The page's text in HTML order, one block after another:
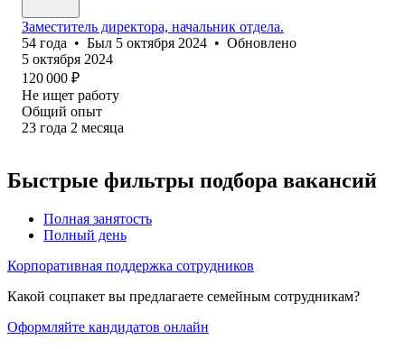
Заместитель директора, начальник отдела.
54 года • Был 5 октября 2024 • Обновлено
5 октября 2024
120 000 ₽
Не ищет работу
Общий опыт
23 года 2 месяца
Быстрые фильтры подбора вакансий
Полная занятость
Полный день
Корпоративная поддержка сотрудников
Какой соцпакет вы предлагаете семейным сотрудникам?
Оформляйте кандидатов онлайн